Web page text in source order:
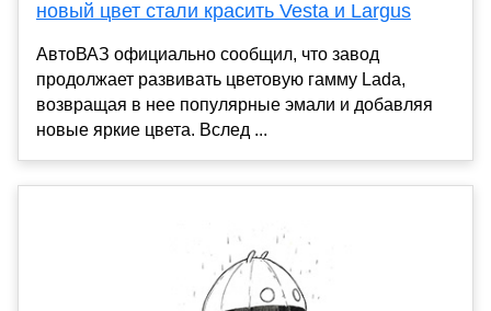
новый цвет стали красить Vesta и Largus
АвтоВАЗ официально сообщил, что завод
продолжает развивать цветовую гамму Lada,
возвращая в нее популярные эмали и добавляя
новые яркие цвета. Вслед ...